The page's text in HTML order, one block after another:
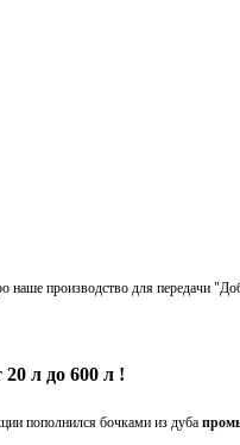
наше производство для передачи
л до 600 л !
пополнился бочками из дуба